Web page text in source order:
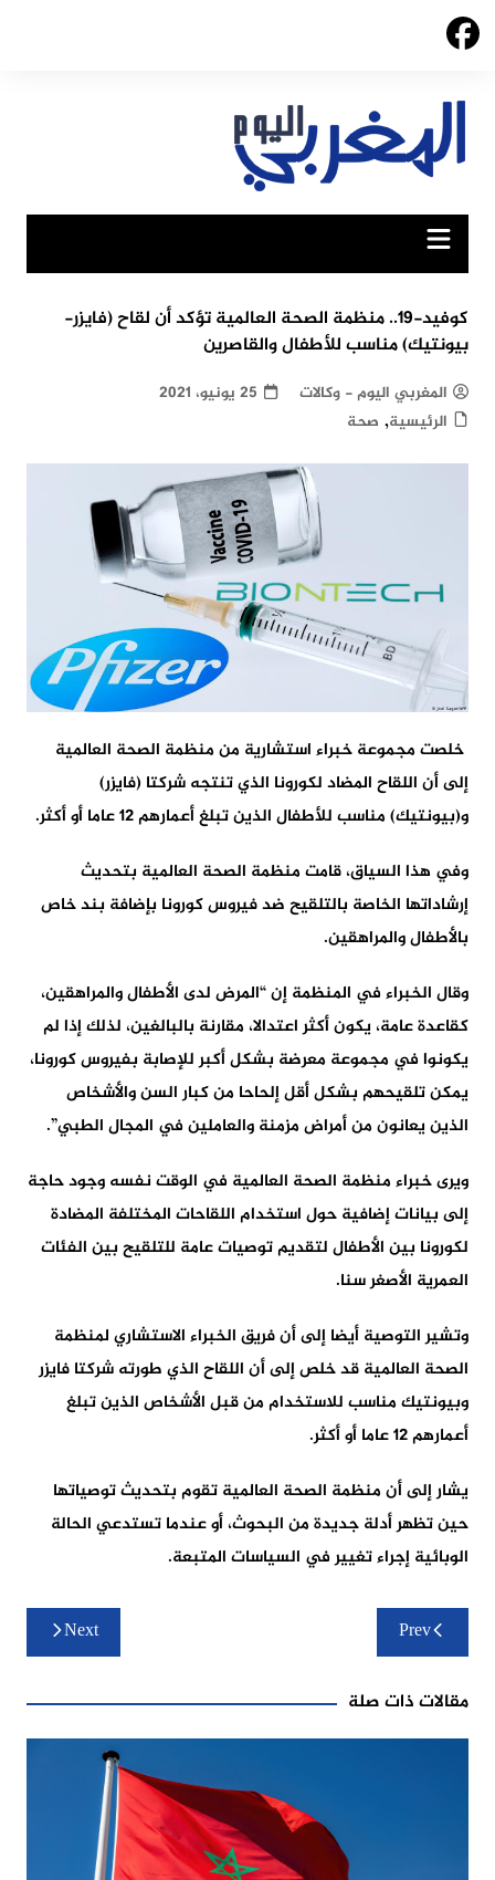
Skip
كوفيد-19.. منظمة الصحة العالمية تؤكد أن لقاح (فايزر-
بيونتيك) مناسب للأطفال والقاصرين
المغربي اليوم - وكالات
25 يونيو، 2021
الرئيسية, صحة
خلصت مجموعة خبراء استشارية من منظمة الصحة العالمية
إلى أن اللقاح المضاد لكورونا الذي تنتجه شركتا (فايزر)
و(بيونتيك) مناسب للأطفال الذين تبلغ أعمارهم 12 عاما أو أكثر.
وفي هذا السياق، قامت منظمة الصحة العالمية بتحديث
إرشاداتها الخاصة بالتلقيح ضد فيروس كورونا بإضافة بند خاص
بالأطفال والمراهقين.
وقال الخبراء في المنظمة إن “المرض لدى الأطفال والمراهقين،
كقاعدة عامة، يكون أكثر اعتدالا، مقارنة بالبالغين، لذلك إذا لم
يكونوا في مجموعة معرضة بشكل أكبر للإصابة بفيروس كورونا،
يمكن تلقيحهم بشكل أقل إلحاحا من كبار السن والأشخاص
الذين يعانون من أمراض مزمنة والعاملين في المجال الطبي”.
ويرى خبراء منظمة الصحة العالمية في الوقت نفسه وجود حاجة
إلى بيانات إضافية حول استخدام اللقاحات المختلفة المضادة
لكورونا بين الأطفال لتقديم توصيات عامة للتلقيح بين الفئات
العمرية الأصغر سنا.
وتشير التوصية أيضا إلى أن فريق الخبراء الاستشاري لمنظمة
الصحة العالمية قد خلص إلى أن اللقاح الذي طورته شركتا فايزر
وبيونتيك مناسب للاستخدام من قبل الأشخاص الذين تبلغ
أعمارهم 12 عاما أو أكثر.
يشار إلى أن منظمة الصحة العالمية تقوم بتحديث توصياتها
حين تظهر أدلة جديدة من البحوث، أو عندما تستدعي الحالة
الوبائية إجراء تغيير في السياسات المتبعة.
تصفّح
المقالاتPrev
Next
مقالات ذات صلة